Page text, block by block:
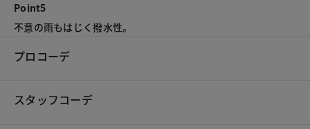
Point5
不意の雨もはじく撥水性。
プロコーデ
スタッフコーデ